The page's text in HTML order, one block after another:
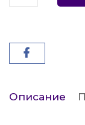
Описание